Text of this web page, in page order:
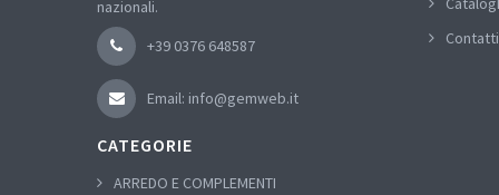
nazionali.
+39 0376 648587
Email: info@gemweb.it
Contatti
CATEGORIE
ARREDO E COMPLEMENTI